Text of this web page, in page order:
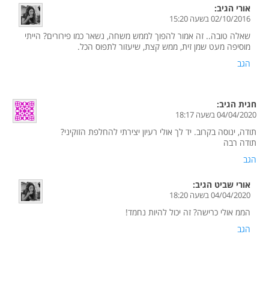
אורי הגיב:
02/10/2016 בשעה 15:20
שאלה טובה.. זה אמור להפוך לממש משחה, נשאר כמו פירורים? הייתי
מוסיפה מעט שמן זית, ממש קצת, שיעזור לתפוס הכל.
הגב
חגית הגיב:
04/04/2020 בשעה 18:17
תודה, ינוסה בקרוב. יד לך אולי רעיון יצירתי להחלפת הזוקיני?
תודה רבה
הגב
אורי שביט הגיב:
04/04/2020 בשעה 18:20
הממ אולי כרישה? זה יכול להיות נחמד!
הגב